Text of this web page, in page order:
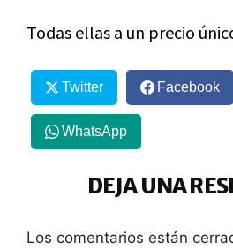
Todas ellas a un precio
Twitter Facebook
WhatsApp
DEJA UNA
Los comentarios están